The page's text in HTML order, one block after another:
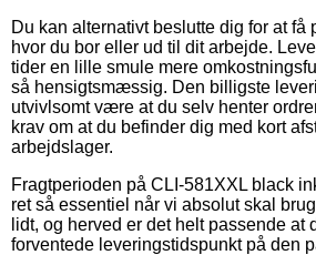
Du kan alternativt beslutte dig for at få
hvor du bor eller ud til dit arbejde.
tider en lille smule mere
så hensigtsmæssig. Den billigste
utvivlsomt være at du selv henter
krav om at du befinder dig med kort
arbejdslager.
Fragtperioden på CLI-581XXL black
ret så essentiel når vi absolut skal
lidt, og herved er det helt passende at
forventede leveringstidspunkt på den